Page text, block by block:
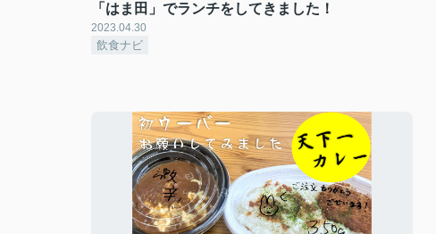
「はま田」でランチをしてきました！
2023.04.30
飲食ナビ